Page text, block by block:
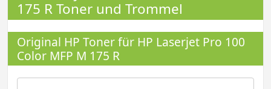
175 R Toner und Trommel
Original HP Toner für HP Laserjet Pro 100
Color MFP M 175 R